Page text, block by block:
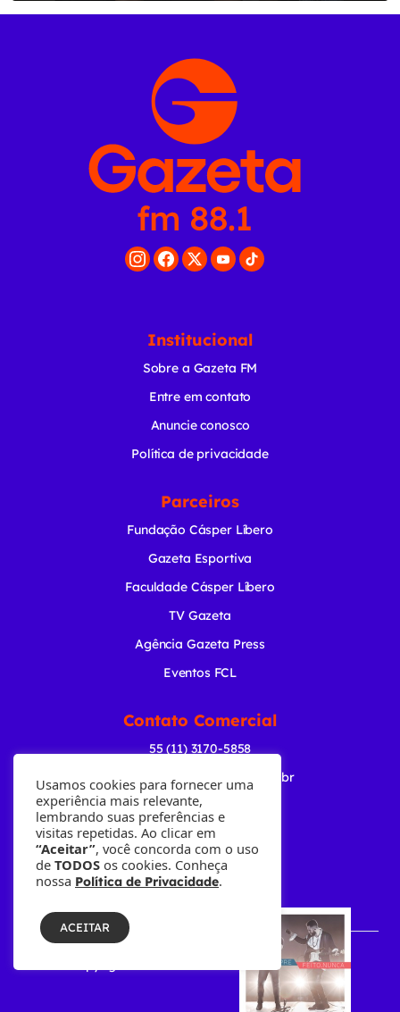
Institucional
Sobre a Gazeta FM
Entre em contato
Anuncie conosco
Política de privacidade
Parceiros
Fundação Cásper Líbero
Gazeta Esportiva
Faculdade Cásper Líbero
TV Gazeta
Agência Gazeta Press
Eventos FCL
Contato Comercial
55 (11) 3170-5858
comercial@radiogazeta.com.br
Baixe nosso APP
© Copyright 2001-2026 • Fundação Cásper Líbero.
Usamos cookies para fornecer uma
experiência mais relevante,
lembrando suas preferências e
visitas repetidas. Ao clicar em
“Aceitar”, você concorda com o uso
de TODOS os cookies. Conheça
nossa Política de Privacidade.
ACEITAR